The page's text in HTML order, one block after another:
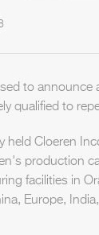
to
qualified to
held Cloeren
production
facilities in
Europe,